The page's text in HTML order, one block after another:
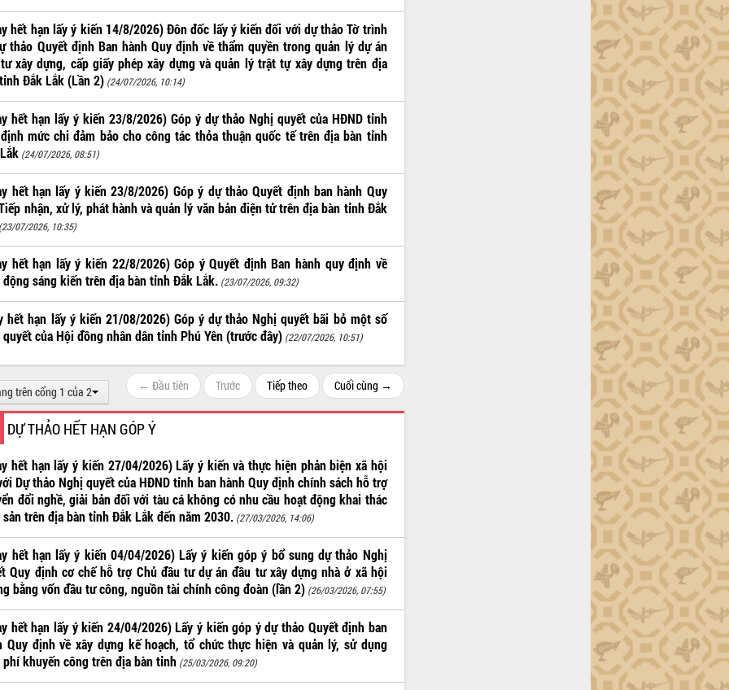
hết hạn lấy ý kiến 14/8/2026) Đôn đốc lấy ý kiến đối với dự thảo Tờ trình
thảo Quyết định Ban hành Quy định về thẩm quyền trong quản lý dự án
xây dựng, cấp giấy phép xây dựng và quản lý trật tự xây dựng trên địa
Đắk Lắk (Lần 2) (24/07/2026, 10:14)
hết hạn lấy ý kiến 23/8/2026) Góp ý dự thảo Nghị quyết của HĐND tỉnh
mức chi đảm bảo cho công tác thỏa thuận quốc tế trên địa bàn tỉnh
(24/07/2026, 08:51)
hết hạn lấy ý kiến 23/8/2026) Góp ý dự thảo Quyết định ban hành Quy
nhận, xử lý, phát hành và quản lý văn bản điện tử trên địa bàn tỉnh Đắk
(23/07/2026, 10:35)
hết hạn lấy ý kiến 22/8/2026) Góp ý Quyết định Ban hành quy định về
động sáng kiến trên địa bàn tỉnh Đắk Lắk. (23/07/2026, 09:32)
hết hạn lấy ý kiến 21/08/2026) Góp ý dự thảo Nghị quyết bãi bỏ một số
của Hội đồng nhân dân tỉnh Phú Yên (trước đây) (22/07/2026, 10:51)
trên cổng 1 của 2 ← Đầu tiên Trước Tiếp theo Cuối cùng →
DỰ THẢO HẾT HẠN GÓP Ý
hết hạn lấy ý kiến 27/04/2026) Lấy ý kiến và thực hiện phản biện xã hội
Dự thảo Nghị quyết của HĐND tỉnh ban hành Quy định chính sách hỗ trợ
đổi nghề, giải bản đối với tàu cá không có nhu cầu hoạt động khai thác
trên địa bàn tỉnh Đắk Lắk đến năm 2030. (27/03/2026, 14:06)
hết hạn lấy ý kiến 04/04/2026) Lấy ý kiến góp ý bổ sung dự thảo Nghị
Quy định cơ chế hỗ trợ Chủ đầu tư dự án đầu tư xây dựng nhà ở xã hội
bằng vốn đầu tư công, nguồn tài chính công đoàn (lần 2) (26/03/2026, 07:55)
hết hạn lấy ý kiến 24/04/2026) Lấy ý kiến góp ý dự thảo Quyết định ban
Quy định về xây dựng kế hoạch, tổ chức thực hiện và quản lý, sử dụng
khuyến công trên địa bàn tỉnh (25/03/2026, 09:20)